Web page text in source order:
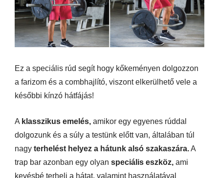
Ez a speciális rúd segít hogy kőkeményen dolgozzon
a farizom és a combhajlító, viszont elkerülhető vele a
későbbi kínzó hátfájás!
A klasszikus emelés, amikor egy egyenes rúddal
dolgozunk és a súly a testünk előtt van, általában túl
nagy terhelést helyez a hátunk alsó szakaszára.A
trap bar azonban egy olyan speciális eszköz, ami
kevésbé terheli a hátat, valamint használatával